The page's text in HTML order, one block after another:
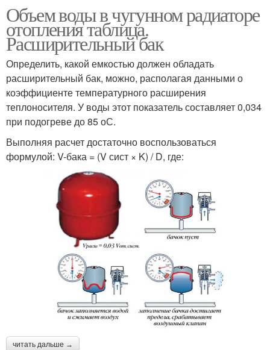
Объем воды в чугунном радиаторе
отопления таблица.
Расширительный бак
Определить, какой емкостью должен обладать
расширительный бак, можно, располагая данными о
коэффициенте температурного расширения
теплоносителя. У воды этот показатель составляет 0,034
при подогреве до 85 оС.
Выполняя расчет достаточно воспользоваться
формулой: V-бака = (V сист × K) / D, где:
читать дальше →